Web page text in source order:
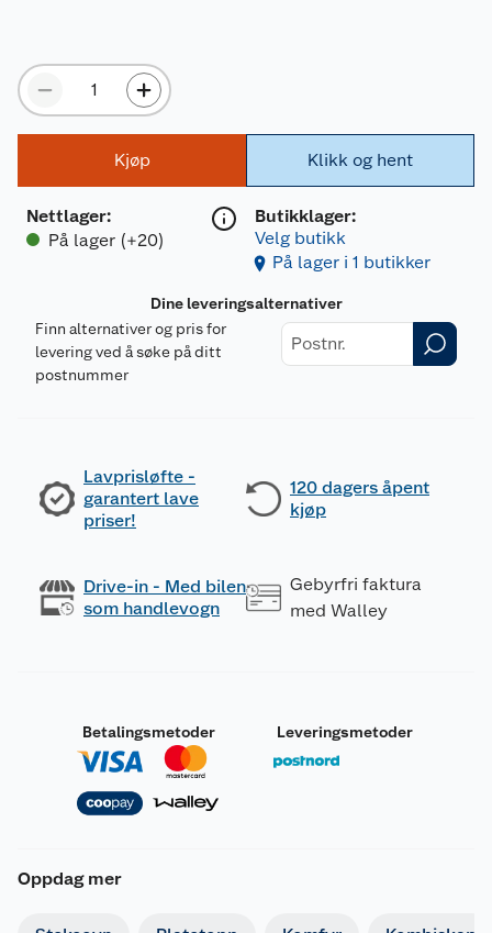
Kjøp
Nettlager:
På lager (+20)
Klikk og hent
Butikklager:
Velg butikk
På lager i 1 butikker
Dine leveringsalternativer
Finn alternativer og pris for
levering ved å søke på ditt
postnummer
Lavprisløfte -
garantert lave
priser!
120 dagers åpent
kjøp
Drive-in - Med bilen
som handlevogn
Gebyrfri faktura
med Walley
Betalingsmetoder Leveringsmetoder
Oppdag mer